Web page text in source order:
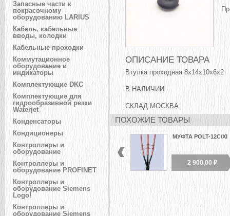
Запасные части к
покрасочному
оборудованию LARIUS
Кабель, кабельные
вводы, колодки
Кабельные проходки
Коммутационное
оборудование и
индикаторы
Комплектующие DKC
Комплектующие для
гидрообразивной резки
Waterjet
Конденсаторы
Кондиционеры
Контроллеры и
оборудование
Контроллеры и
оборудование PROFINET
Контроллеры и
оборудование Siemens
Logo!
Контроллеры и
оборудование Siemens
ОПИСАНИЕ ТОВАРА
Втулка проходная 8х14х10х6х2
В НАЛИЧИИ
СКЛАД МОСКВА
ПОХОЖИЕ ТОВАРЫ
МУФТА POLT-12C/XI
2 900,00 ₽